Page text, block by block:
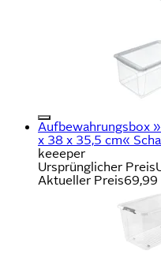
Aufbewahrungsbox
x 38 x 35,5 cm«
keeeper
Ursprünglicher Preis
Aktueller Preis69,99